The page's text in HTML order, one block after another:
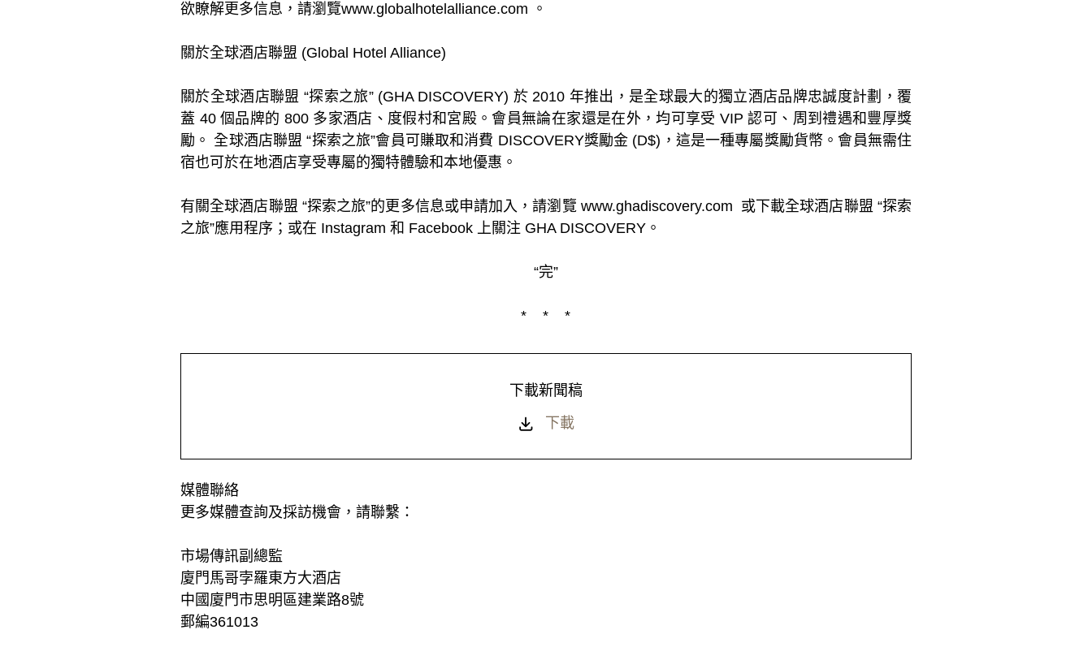
欲瞭解更多信息，請瀏覽www.globalhotelalliance.com 。
關於全球酒店聯盟 (Global Hotel Alliance)
關於全球酒店聯盟 “探索之旅” (GHA DISCOVERY) 於 2010 年推出，是全球最大的獨立酒店品牌忠誠度計劃，覆
蓋 40 個品牌的 800 多家酒店、度假村和宮殿。會員無論在家還是在外，均可享受 VIP 認可、周到禮遇和豐厚獎
勵。 全球酒店聯盟 “探索之旅”會員可賺取和消費 DISCOVERY獎勵金 (D$)，這是一種專屬獎勵貨幣。會員無需住
宿也可於在地酒店享受專屬的獨特體驗和本地優惠。
有關全球酒店聯盟 “探索之旅”的更多信息或申請加入，請瀏覽 www.ghadiscovery.com 或下載全球酒店聯盟 “探索
之旅”應用程序；或在 Instagram 和 Facebook 上關注 GHA DISCOVERY。
“完”
* * *
下載新聞稿
下載
媒體聯絡
更多媒體查詢及採訪機會，請聯繫：
市場傳訊副總監
廈門馬哥孛羅東方大酒店
中國廈門市思明區建業路8號
郵編361013